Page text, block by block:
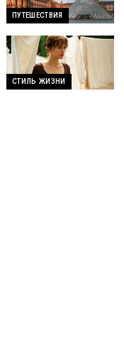
ПУТЕШЕСТВИЯ
СТИЛЬ ЖИЗНИ